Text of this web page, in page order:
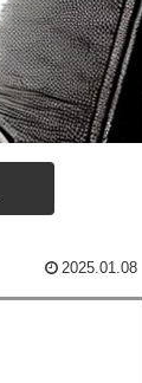
2025.01.08